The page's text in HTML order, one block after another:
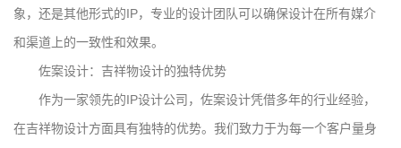
象，还是其他形式的IP，专业的设计团队可以确保设计在所有媒介
和渠道上的一致性和效果。
佐案设计：吉祥物设计的独特优势
作为一家领先的IP设计公司，佐案设计凭借多年的行业经验，
在吉祥物设计方面具有独特的优势。我们致力于为每一个客户量身